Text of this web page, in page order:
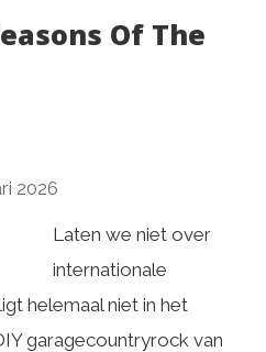
Of The
2026
Laten we niet over
internationale
helemaal niet in het
garagecountryrock van